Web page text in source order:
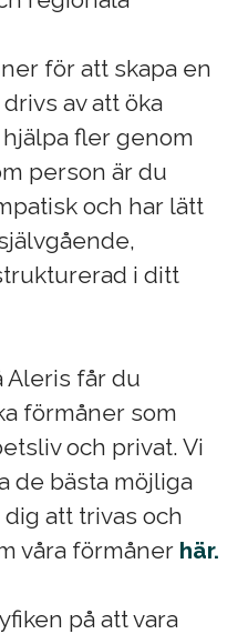
för att skapa en
av att öka
fler genom
person är du
och har lätt
i ditt
Aleris får du
förmåner som
och privat. Vi
de bästa möjliga
att trivas och
våra förmåner här.
på att vara